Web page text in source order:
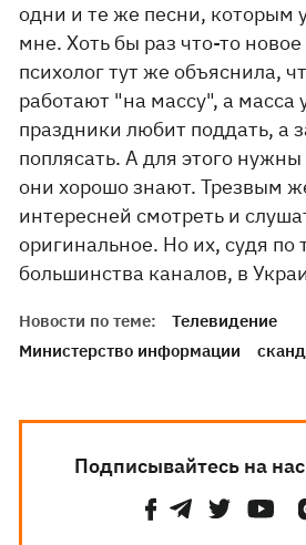
одни и те же песни, которым
мне. Хоть бы раз что-то
психолог тут же объяснила,
работают "на массу", а масса
праздники любит поддать, а
поплясать. А для этого
они хорошо знают. Трезвым
интересней смотреть и
оригинальное. Но их, судя по
большинства каналов, в
Новости по теме:
Телевидение
Министерство информации
Подписывайтесь на нас